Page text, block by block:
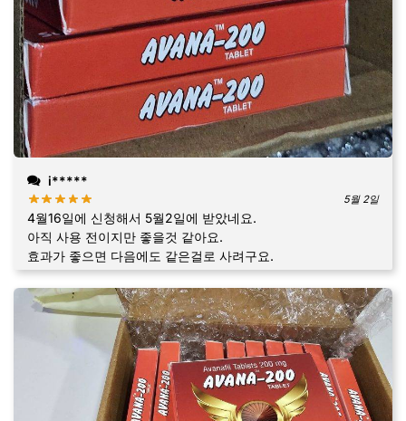
i*****
5월 2일
4월16일에 신청해서 5월2일에 받았네요.
아직 사용 전이지만 좋을것 같아요.
효과가 좋으면 다음에도 같은걸로 사려구요.